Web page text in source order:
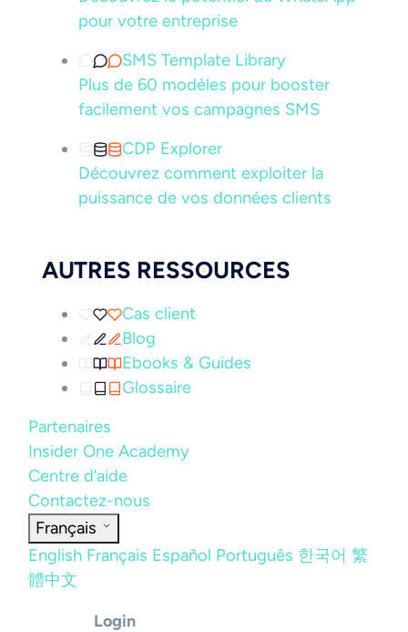
pour votre entreprise
SMS Template Library
Plus de 60 modèles pour booster
facilement vos campagnes SMS
CDP Explorer
Découvrez comment exploiter la
puissance de vos données clients
AUTRES RESSOURCES
Cas client
Blog
Ebooks & Guides
Glossaire
Partenaires
Insider One Academy
Centre d’aide
Contactez-nous
Français
English Français Español Português 한국어 繁
體中文
Login